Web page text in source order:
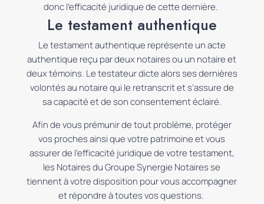
donc l’efficacité juridique de cette dernière.
Le testament authentique
Le testament authentique représente un acte
authentique reçu par deux notaires ou un notaire et
deux témoins. Le testateur dicte alors ses dernières
volontés au notaire qui le retranscrit et s’assure de
sa capacité et de son consentement éclairé.
Afin de vous prémunir de tout problème, protéger
vos proches ainsi que votre patrimoine et vous
assurer de l’efficacité juridique de votre testament,
les Notaires du Groupe Synergie Notaires se
tiennent à votre disposition pour vous accompagner
et répondre à toutes vos questions.